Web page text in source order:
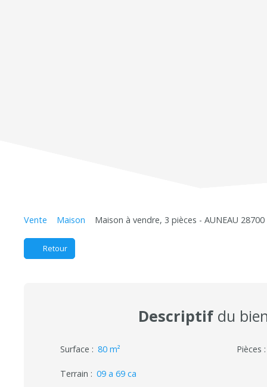
Vente Maison Maison à vendre, 3 pièces - AUNEAU 28700
Retour
Descriptifdu
Surface : 80 m² Pièces
Terrain : 09 a 69 ca